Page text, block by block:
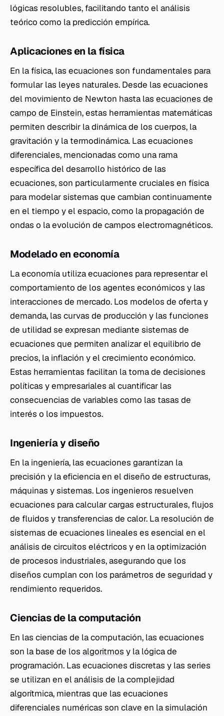
lógicas resolubles, facilitando tanto el análisis
teórico como la predicción empírica.
Aplicaciones en la física
En la física, las ecuaciones son fundamentales para
formular las leyes naturales. Desde las ecuaciones
del movimiento de Newton hasta las ecuaciones de
campo de Einstein, estas herramientas matemáticas
permiten describir la dinámica de los cuerpos, la
gravitación y la termodinámica. Las ecuaciones
diferenciales, mencionadas como una rama
específica del desarrollo histórico de las
ecuaciones, son particularmente cruciales en física
para modelar sistemas que cambian continuamente
en el tiempo y el espacio, como la propagación de
ondas o la evolución de campos electromagnéticos.
Modelado en economía
La economía utiliza ecuaciones para representar el
comportamiento de los agentes económicos y las
interacciones de mercado. Los modelos de oferta y
demanda, las curvas de producción y las funciones
de utilidad se expresan mediante sistemas de
ecuaciones que permiten analizar el equilibrio de
precios, la inflación y el crecimiento económico.
Estas herramientas facilitan la toma de decisiones
políticas y empresariales al cuantificar las
consecuencias de variables como las tasas de
interés o los impuestos.
Ingeniería y diseño
En la ingeniería, las ecuaciones garantizan la
precisión y la eficiencia en el diseño de estructuras,
máquinas y sistemas. Los ingenieros resuelven
ecuaciones para calcular cargas estructurales, flujos
de fluidos y transferencias de calor. La resolución de
sistemas de ecuaciones lineales es esencial en el
análisis de circuitos eléctricos y en la optimización
de procesos industriales, asegurando que los
diseños cumplan con los parámetros de seguridad y
rendimiento requeridos.
Ciencias de la computación
En las ciencias de la computación, las ecuaciones
son la base de los algoritmos y la lógica de
programación. Las ecuaciones discretas y las series
se utilizan en el análisis de la complejidad
algorítmica, mientras que las ecuaciones
diferenciales numéricas son clave en la simulación